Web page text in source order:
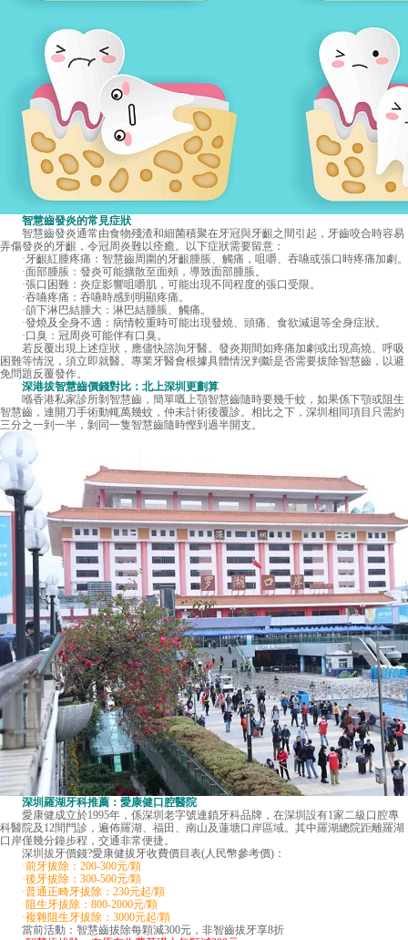
智慧齒發炎的常見症狀
智慧齒發炎通常由食物殘渣和細菌積聚在牙冠與牙齦之間引起，牙齒咬合時容易
弄傷發炎的牙齦，令冠周炎難以痊癒。以下症狀需要留意：
·牙齦紅腫疼痛：智慧齒周圍的牙齦腫脹、觸痛，咀嚼、吞嚥或張口時疼痛加劇。
·面部腫脹：發炎可能擴散至面頰，導致面部腫脹。
·張口困難：炎症影響咀嚼肌，可能出現不同程度的張口受限。
·吞嚥疼痛：吞嚥時感到明顯疼痛。
·頜下淋巴結腫大：淋巴結腫脹、觸痛。
·發燒及全身不適：病情較重時可能出現發燒、頭痛、食欲減退等全身症狀。
·口臭：冠周炎可能伴有口臭。
若反覆出現上述症狀，應儘快諮詢牙醫。發炎期間如疼痛加劇或出現高燒、呼吸
困難等情況，須立即就醫。專業牙醫會根據具體情況判斷是否需要拔除智慧齒，以避
免問題反覆發作。
深港拔智慧齒價錢對比：北上深圳更劃算
喺香港私家診所剝智慧齒，簡單嘅上顎智慧齒隨時要幾千蚊，如果係下顎或阻生
智慧齒，連開刀手術動輒萬幾蚊，仲未計術後覆診。相比之下，深圳相同項目只需約
三分之一到一半，剝同一隻智慧齒隨時慳到過半開支。
深圳羅湖牙科推薦：愛康健口腔醫院
愛康健成立於1995年，係深圳老字號連鎖牙科品牌，在深圳設有1家二級口腔專
科醫院及12間門診，遍佈羅湖、福田、南山及蓮塘口岸區域。其中羅湖總院距離羅湖
口岸僅幾分鐘步程，交通非常便捷。
深圳拔牙價錢?愛康健拔牙收費價目表(人民幣參考價)：
·前牙拔除：200-300元/顆
·後牙拔除：300-500元/顆
·普通正畸牙拔除：230元起/顆
·阻生牙拔除：800-2000元/顆
·複雜阻生牙拔除：3000元起/顆
當前活動：智慧齒拔除每顆減300元，非智齒拔牙享8折